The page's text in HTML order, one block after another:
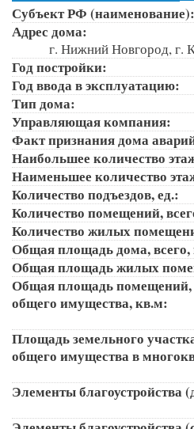
Субъект РФ (наименование):
Адрес дома:
г. Нижний Новгород, г.
Год постройки:
Год ввода в эксплуатацию:
Тип дома:
Управляющая компания:
Факт признания дома
Наибольшее количество
Наименьшее количество
Количество подъездов, ед.:
Количество помещений,
Количество жилых
Общая площадь дома,
Общая площадь жилых
Общая площадь помещений,
общего имущества, кв.м:
Площадь земельного
общего имущества в
Элементы благоустройства